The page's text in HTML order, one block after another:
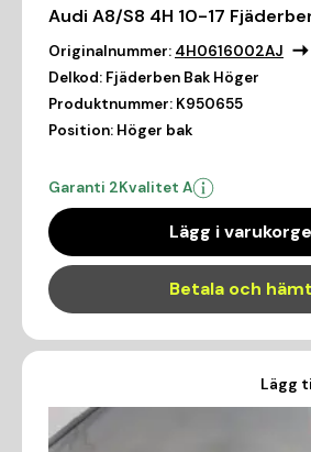
Audi A8/S8 4H 10-17
Originalnummer: 4H0616002AJ
Delkod: Fjäderben Bak Höger
Produktnummer: K950655
Position: Höger bak
Garanti 2Kvalitet A
Lägg i
Betala och
Lägg